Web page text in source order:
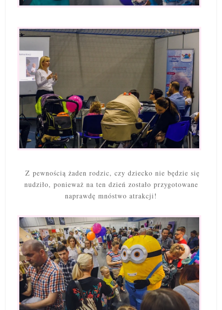
Z pewnością żaden rodzic, czy dziecko nie będzie się
nudziło, ponieważ na ten dzień zostało przygotowane
naprawdę mnóstwo atrakcji!